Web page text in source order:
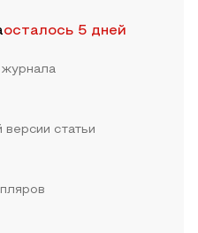
осталось 5 дней
статьи